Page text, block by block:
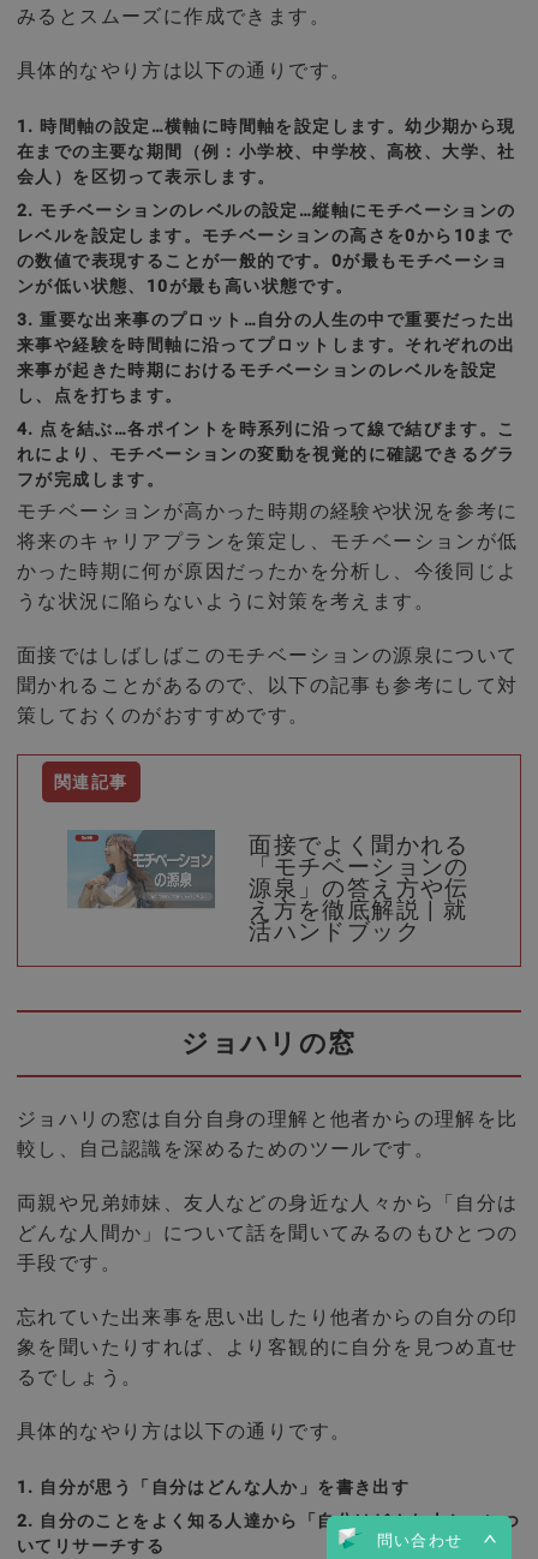
問い合わせ
みるとスムーズに作成できます。
具体的なやり方は以下の通りです。
時間軸の設定…横軸に時間軸を設定します。幼少期から現
在までの主要な期間（例：小学校、中学校、高校、大学、社
会人）を区切って表示します。
モチベーションのレベルの設定…縦軸にモチベーションの
レベルを設定します。モチベーションの高さを0から10まで
の数値で表現することが一般的です。0が最もモチベーショ
ンが低い状態、10が最も高い状態です。
重要な出来事のプロット…自分の人生の中で重要だった出
来事や経験を時間軸に沿ってプロットします。それぞれの出
来事が起きた時期におけるモチベーションのレベルを設定
し、点を打ちます。
点を結ぶ…各ポイントを時系列に沿って線で結びます。こ
れにより、モチベーションの変動を視覚的に確認できるグラ
フが完成します。
モチベーションが高かった時期の経験や状況を参考に
将来のキャリアプランを策定し、モチベーションが低
かった時期に何が原因だったかを分析し、今後同じよ
うな状況に陥らないように対策を考えます。
面接ではしばしばこのモチベーションの源泉について
聞かれることがあるので、以下の記事も参考にして対
策しておくのがおすすめです。
面接でよく聞かれる
「モチベーションの
源泉」の答え方や伝
え方を徹底解説 | 就
活ハンドブック
ジョハリの窓
ジョハリの窓は自分自身の理解と他者からの理解を比
較し、自己認識を深めるためのツールです。
両親や兄弟姉妹、友人などの身近な人々から「自分は
どんな人間か」について話を聞いてみるのもひとつの
手段です。
忘れていた出来事を思い出したり他者からの自分の印
象を聞いたりすれば、より客観的に自分を見つめ直せ
るでしょう。
具体的なやり方は以下の通りです。
自分が思う「自分はどんな人か」を書き出す
自分のことをよく知る人達から「自分はどんな人か」につ
いてリサーチする